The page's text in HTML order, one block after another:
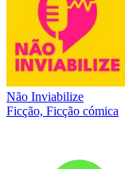
Não Inviabilize
Ficção, Ficção cómica